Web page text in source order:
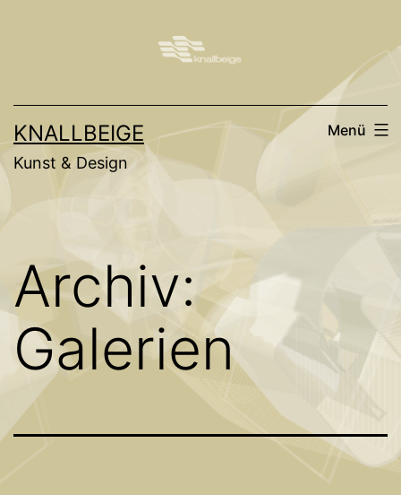
KNALLBEIGE
Kunst & Design
Menü
Archiv:
Galerien